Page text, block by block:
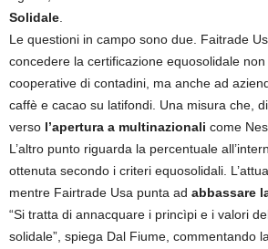
Solidale
Le questioni in campo sono due. Faitrade
concedere la certificazione equosolidale
cooperative di contadini, ma anche ad
caffè e cacao su latifondi. Una misura che,
verso l’apertura a multinazionali come
L’altro punto riguarda la percentuale
ottenuta secondo i criteri equosolidali.
mentre Fairtrade Usa punta ad abbassare
“Si tratta di annacquare i princìpi e i valori
solidale”, spiega Dal Fiume, commentando